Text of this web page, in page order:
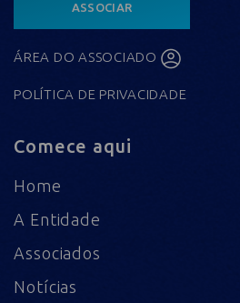
ASSOCIAR
ÁREA DO ASSOCIADO
POLÍTICA DE PRIVACIDADE
Comece aqui
Home
A Entidade
Associados
Notícias